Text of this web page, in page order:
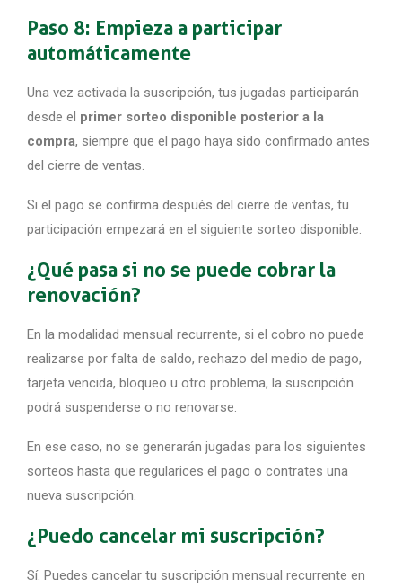
Paso 8: Empieza a participar
automáticamente
Una vez activada la suscripción, tus jugadas participarán
desde el primer sorteo disponible posterior a la
compra, siempre que el pago haya sido confirmado antes
del cierre de ventas.
Si el pago se confirma después del cierre de ventas, tu
participación empezará en el siguiente sorteo disponible.
¿Qué pasa si no se puede cobrar la
renovación?
En la modalidad mensual recurrente, si el cobro no puede
realizarse por falta de saldo, rechazo del medio de pago,
tarjeta vencida, bloqueo u otro problema, la suscripción
podrá suspenderse o no renovarse.
En ese caso, no se generarán jugadas para los siguientes
sorteos hasta que regularices el pago o contrates una
nueva suscripción.
¿Puedo cancelar mi suscripción?
Sí. Puedes cancelar tu suscripción mensual recurrente en